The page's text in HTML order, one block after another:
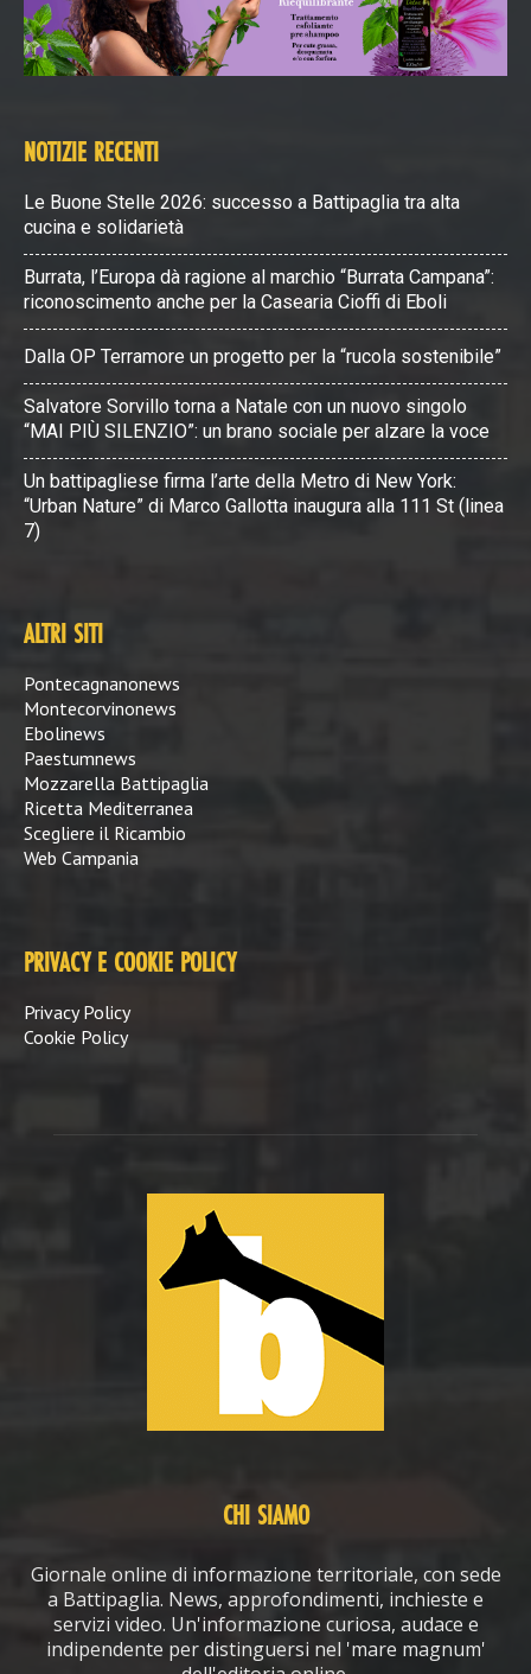
NOTIZIE RECENTI
Le Buone Stelle 2026: successo a Battipaglia tra alta
cucina e solidarietà
Burrata, l’Europa dà ragione al marchio “Burrata Campana”:
riconoscimento anche per la Casearia Cioffi di Eboli
Dalla OP Terramore un progetto per la “rucola sostenibile”
Salvatore Sorvillo torna a Natale con un nuovo singolo
“MAI PIÙ SILENZIO”: un brano sociale per alzare la voce
Un battipagliese firma l’arte della Metro di New York:
“Urban Nature” di Marco Gallotta inaugura alla 111 St (linea
7)
ALTRI SITI
Pontecagnanonews
Montecorvinonews
Ebolinews
Paestumnews
Mozzarella Battipaglia
Ricetta Mediterranea
Scegliere il Ricambio
Web Campania
PRIVACY E COOKIE POLICY
Privacy Policy
Cookie Policy
CHI SIAMO
Giornale online di informazione territoriale, con sede
a Battipaglia. News, approfondimenti, inchieste e
servizi video. Un'informazione curiosa, audace e
indipendente per distinguersi nel 'mare magnum'